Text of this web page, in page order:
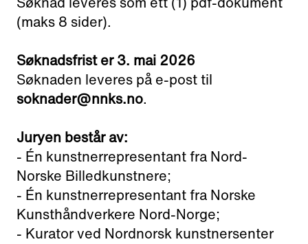
(maks 8 sider).
Søknadsfrist er 3. mai 2026
Søknaden leveres på e-post til
soknader@nnks.no.
Juryen består av:
- Én kunstnerrepresentant fra Nord-
Norske Billedkunstnere;
- Én kunstnerrepresentant fra Norske
Kunsthåndverkere Nord-Norge;
- Kurator ved Nordnorsk kunstnersenter